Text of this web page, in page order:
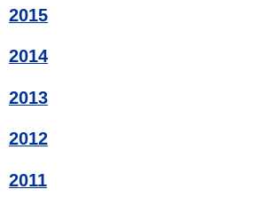
2015
2014
2013
2012
2011